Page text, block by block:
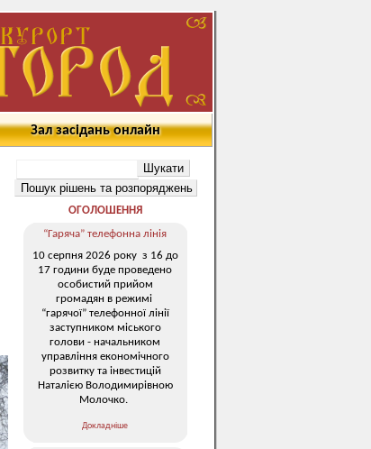
Зал засідань онлайн
ОГОЛОШЕННЯ
“Гаряча” телефонна лінія
10 серпня 2026 року з 16 до
17 години буде проведено
особистий прийом
громадян в режимі
“гарячої” телефонної лінії
заступником міського
голови - начальником
управління економічного
розвитку та інвестицій
Наталією Володимирівною
Молочко.
Докладніше